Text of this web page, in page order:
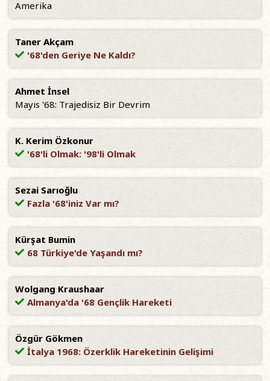
Amerika
Taner Akçam
'68'den Geriye Ne Kaldı?
Ahmet İnsel
Mayıs '68: Trajedisiz Bir Devrim
K. Kerim Özkonur
'68'li Olmak: '98'li Olmak
Sezai Sarıoğlu
Fazla '68'iniz Var mı?
Kürşat Bumin
68 Türkiye'de Yaşandı mı?
Wolgang Kraushaar
Almanya'da '68 Gençlik Hareketi
Özgür Gökmen
İtalya 1968: Özerklik Hareketinin Gelişimi